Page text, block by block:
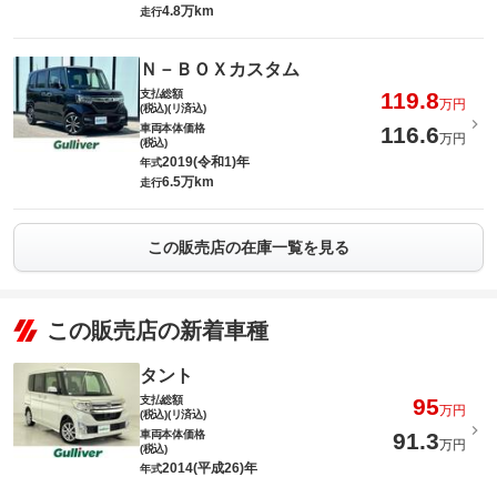
走行4.8万km
Ｎ－ＢＯＸカスタム
支払総額
(税込)(リ済込)
119.8万円
車両本体価格
(税込)
116.6万円
年式2019(令和1)年
走行6.5万km
この販売店の在庫一覧を見る
この販売店の新着車種
タント
支払総額
(税込)(リ済込)
95万円
車両本体価格
(税込)
91.3万円
年式2014(平成26)年